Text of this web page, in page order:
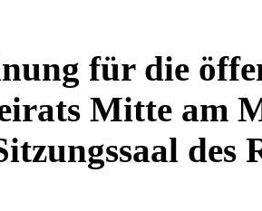
für die
Mitte am
des